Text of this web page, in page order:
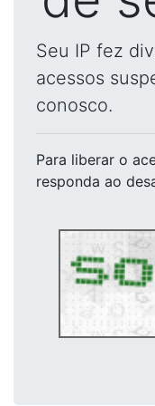
Seu IP fez
acessos
conosco.
Para liberar o
responda ao